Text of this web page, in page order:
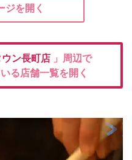
ジを開く
ン長町店 」周辺で
る店舗一覧を開く